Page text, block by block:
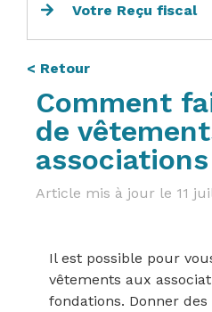
Votre Reçu fiscal
< Retour
Comment
de
Article mis à jour le 11
Il est possible pour
vêtements aux
fondations. Donner des